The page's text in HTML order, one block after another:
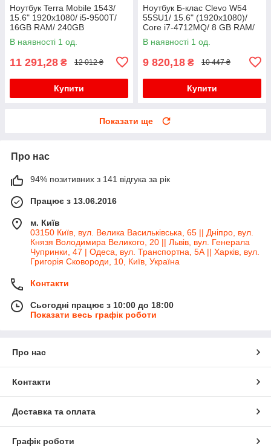
Ноутбук Terra Mobile 1543/
15.6" 1920x1080/ i5-9500T/
16GB RAM/ 240GB
SSD+320GB HDD/ UHD 630/
Без АКБ
В наявності 1 од.
11 291,28 ₴ 12 012 ₴
Купити
Ноутбук Б-клас Clevo W54
55SU1/ 15.6" (1920x1080)/
Core i7-4712MQ/ 8 GB RAM/
128 GB SSD/ HD 4600
В наявності 1 од.
9 820,18 ₴ 10 447 ₴
Купити
Показати ще
Про нас
94% позитивних з 141 відгука за рік
Працює з 13.06.2016
м. Київ
03150 Київ, вул. Велика Васильківська, 65 || Дніпро, вул.
Князя Володимира Великого, 20 || Львів, вул. Генерала
Чупринки, 47 | Одеса, вул. Транспортна, 5А || Харків, вул.
Григорія Сковороди, 10, Київ, Україна
Контакти
Сьогодні працює з 10:00 до 18:00
Показати весь графік роботи
Про нас
Контакти
Доставка та оплата
Графік роботи